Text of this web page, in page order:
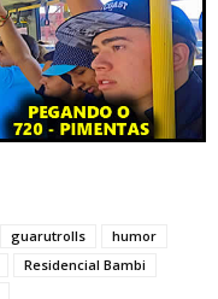
guarutrolls
humor
Residencial Bambi